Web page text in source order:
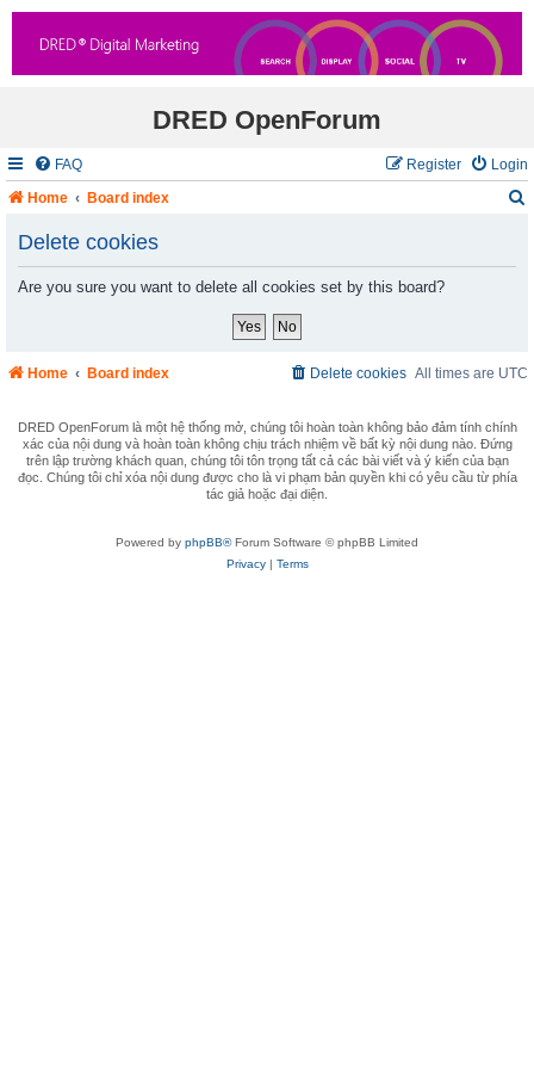
DRED OpenForum
FAQ Login
Register
Home
Board index
Delete cookies
Are you sure you want to delete all cookies set by this board?
Home Board index All times are UTC
Delete cookies
DRED OpenForum là một hệ thống mở, chúng tôi hoàn toàn không bảo đảm tính chính
xác của nội dung và hoàn toàn không chịu trách nhiệm về bất kỳ nội dung nào. Đứng
trên lập trường khách quan, chúng tôi tôn trọng tất cả các bài viết và ý kiến của bạn
đọc. Chúng tôi chỉ xóa nội dung được cho là vi phạm bản quyền khi có yêu cầu từ phía
tác giả hoặc đại diện.
Powered by phpBB®Forum Software © phpBB Limited
Privacy| Terms